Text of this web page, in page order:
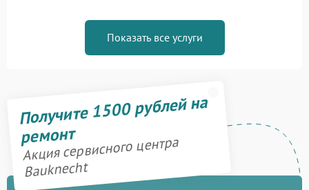
Показать все услуги
Получите 1500 рублей на
ремонт
Акция сервисного центра
Bauknecht